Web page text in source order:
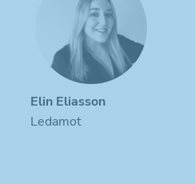
Elin Eliasson
Ledamot